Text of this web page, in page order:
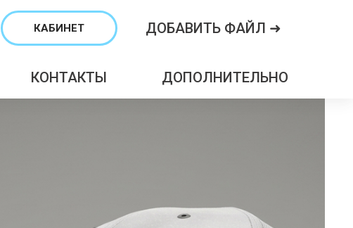
КАБИНЕТ ДОБАВИТЬ ФАЙЛ ➜
КОНТАКТЫ ДОПОЛНИТЕЛЬНО